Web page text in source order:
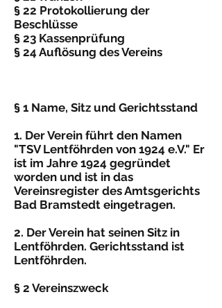
§ 22 Protokollierung der
Beschlüsse
§ 23 Kassenprüfung
§ 24 Auflösung des Vereins
§ 1 Name, Sitz und Gerichtsstand
1. Der Verein führt den Namen
"TSV Lentföhrden von 1924 e.V." Er
ist im Jahre 1924 gegründet
worden und ist in das
Vereinsregister des Amtsgerichts
Bad Bramstedt eingetragen.
2. Der Verein hat seinen Sitz in
Lentföhrden. Gerichtsstand ist
Lentföhrden.
§ 2 Vereinszweck